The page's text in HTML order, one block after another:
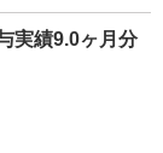
実績9.0ヶ月分